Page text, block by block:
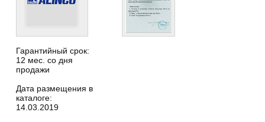
Гарантийный срок:
12 мес. со дня
продажи
Дата размещения в
каталоге:
14.03.2019